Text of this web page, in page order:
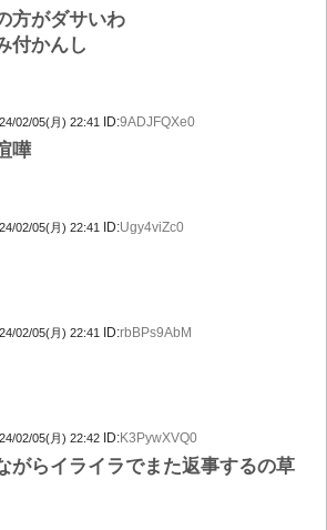
方がダサいわ
付かんし
02/05(月) 22:41 ID:9ADJFQXe0
嘩
02/05(月) 22:41 ID:Ugy4viZc0
02/05(月) 22:41 ID:rbBPs9AbM
02/05(月) 22:42 ID:K3PywXVQ0
がらイライラでまた返事するの草